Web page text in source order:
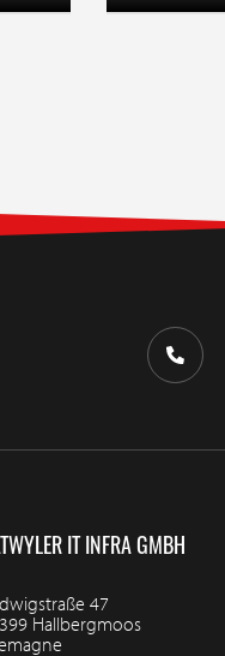
IT INFRA GMBH
47
Hallbergmoos